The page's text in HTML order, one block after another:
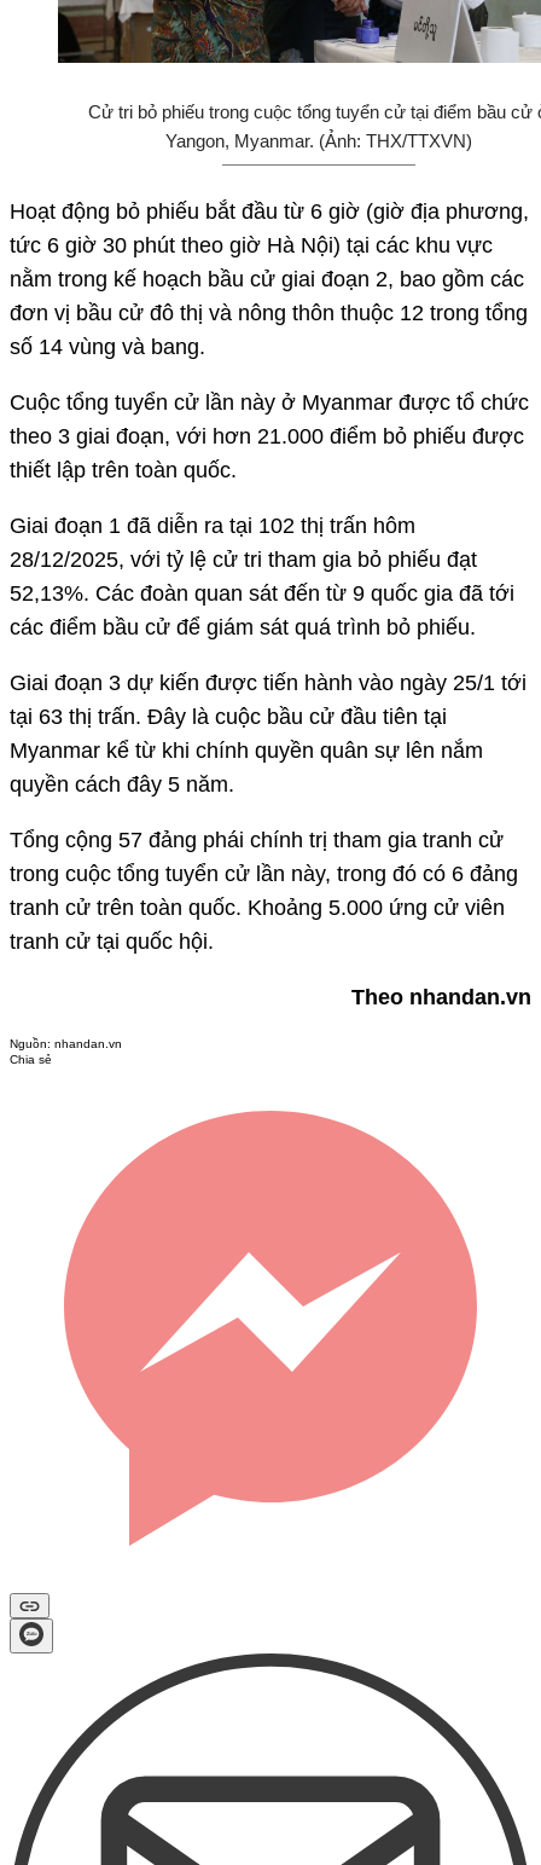
Cử tri bỏ phiếu trong cuộc tổng tuyển cử tại điểm bầu cử
Yangon, Myanmar. (Ảnh: THX/TTXVN)
Hoạt động bỏ phiếu bắt đầu từ 6 giờ (giờ địa phương,
tức 6 giờ 30 phút theo giờ Hà Nội) tại các khu vực
nằm trong kế hoạch bầu cử giai đoạn 2, bao gồm các
đơn vị bầu cử đô thị và nông thôn thuộc 12 trong tổng
số 14 vùng và bang.
Cuộc tổng tuyển cử lần này ở Myanmar được tổ chức
theo 3 giai đoạn, với hơn 21.000 điểm bỏ phiếu được
thiết lập trên toàn quốc.
Giai đoạn 1 đã diễn ra tại 102 thị trấn hôm
28/12/2025, với tỷ lệ cử tri tham gia bỏ phiếu đạt
52,13%. Các đoàn quan sát đến từ 9 quốc gia đã tới
các điểm bầu cử để giám sát quá trình bỏ phiếu.
Giai đoạn 3 dự kiến được tiến hành vào ngày 25/1 tới
tại 63 thị trấn. Đây là cuộc bầu cử đầu tiên tại
Myanmar kể từ khi chính quyền quân sự lên nắm
quyền cách đây 5 năm.
Tổng cộng 57 đảng phái chính trị tham gia tranh cử
trong cuộc tổng tuyển cử lần này, trong đó có 6 đảng
tranh cử trên toàn quốc. Khoảng 5.000 ứng cử viên
tranh cử tại quốc hội.
Theo nhandan.vn
Nguồn: nhandan.vn
Chia sẻ